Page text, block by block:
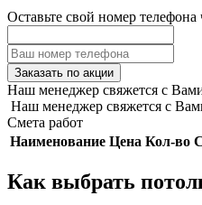
Оставьте свой номер телефона
Заказать по акции
Наш менеджер свяжется с
Наш менеджер свяжется с
Смета работ
Наименование Цена Кол-во
Как выбрать